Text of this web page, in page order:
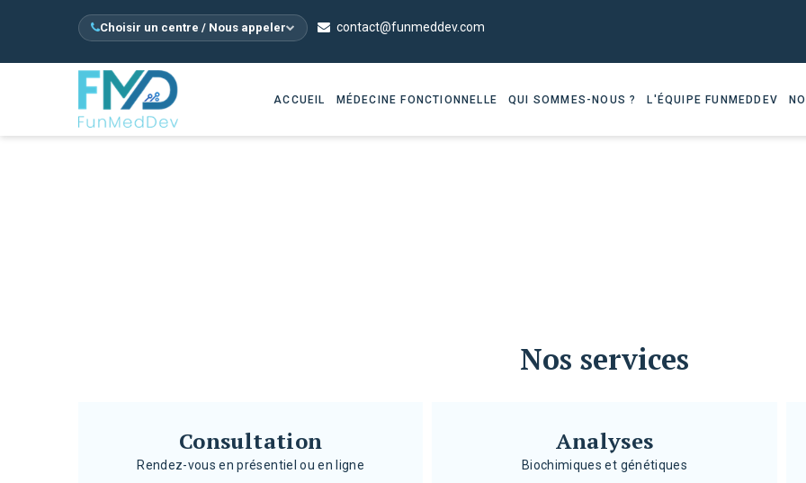
Choisir un centre / Nous appeler contact@funmeddev.com
ACCUEIL MÉDECINE FONCTIONNELLE QUI SOMMES-NOUS ? L'ÉQUIPE FUNMEDDEV
Nos services
Consultation
Rendez-vous en présentiel ou en ligne
Analyses
Biochimiques et génétiques